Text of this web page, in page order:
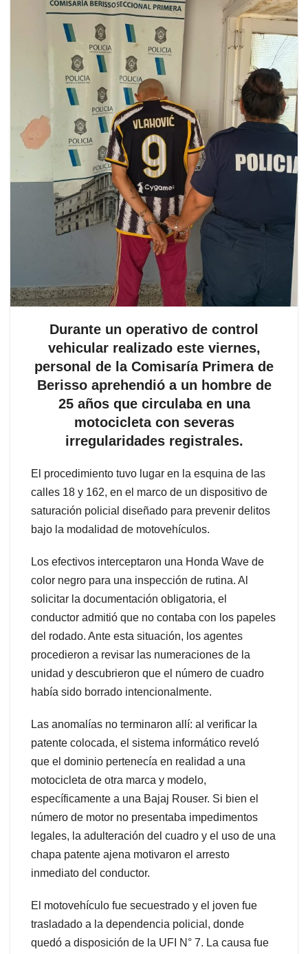
Durante un operativo de control
vehicular realizado este viernes,
personal de la Comisaría Primera de
Berisso aprehendió a un hombre de
25 años que circulaba en una
motocicleta con severas
irregularidades registrales.
El procedimiento tuvo lugar en la esquina de las
calles 18 y 162, en el marco de un dispositivo de
saturación policial diseñado para prevenir delitos
bajo la modalidad de motovehículos.
Los efectivos interceptaron una Honda Wave de
color negro para una inspección de rutina. Al
solicitar la documentación obligatoria, el
conductor admitió que no contaba con los papeles
del rodado. Ante esta situación, los agentes
procedieron a revisar las numeraciones de la
unidad y descubrieron que el número de cuadro
había sido borrado intencionalmente.
Las anomalías no terminaron allí: al verificar la
patente colocada, el sistema informático reveló
que el dominio pertenecía en realidad a una
motocicleta de otra marca y modelo,
específicamente a una Bajaj Rouser. Si bien el
número de motor no presentaba impedimentos
legales, la adulteración del cuadro y el uso de una
chapa patente ajena motivaron el arresto
inmediato del conductor.
El motovehículo fue secuestrado y el joven fue
trasladado a la dependencia policial, donde
quedó a disposición de la UFI N° 7. La causa fue